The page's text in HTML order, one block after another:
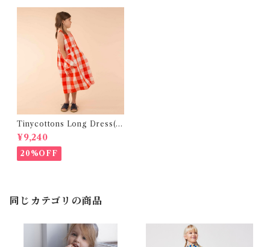
Tinycottons Long Dress( 4
Y )
¥9,240
20%OFF
同じカテゴリの商品